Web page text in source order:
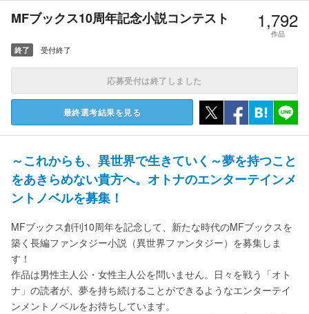
MFブックス10周年記念小説コンテスト 1,792
作品
終了 受付終了
応募受付は終了しました
最終選考結果を見る
～これからも、異世界で生きていく～夢を持つこと
をあきらめない貴方へ。 オトナのエンターテインメ
ントノベルを募集！
MFブックス創刊10周年を記念して、新たな時代のMFブックスを
築く長編ファンタジー小説（異世界ファンタジー）を募集しま
す！
作品は男性主人公・女性主人公を問いません。日々を戦う「オト
ナ」の読者が、夢を持ち続けることができるようなエンターテイ
ンメントノベルをお待ちしています。